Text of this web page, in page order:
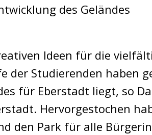
des Geländes
Ideen für die
der Studierenden haben
für Eberstadt liegt, so
Hervorgestochen
den Park für alle